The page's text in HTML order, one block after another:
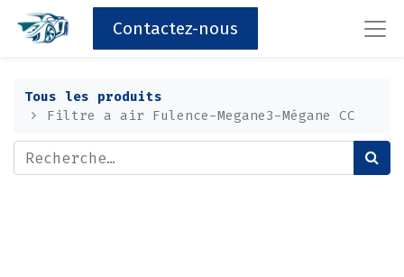
Contactez-nous
Tous les produits
Filtre a air Fulence-Megane3-Mégane CC